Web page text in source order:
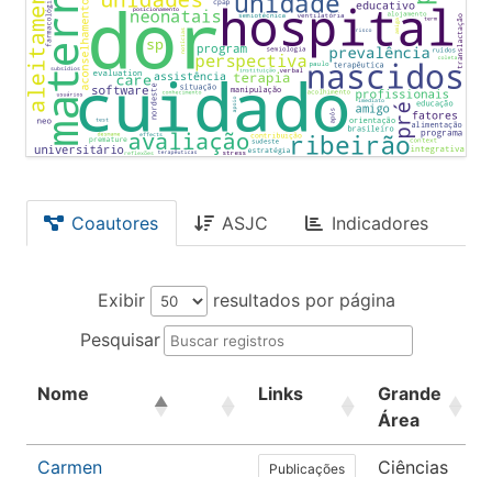
Coautores ASJC Indicadores
Exibir
resultados por página
Pesquisar
Nome Links
Grande
Área
Carmen Publicações Ciências